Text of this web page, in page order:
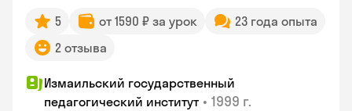
5 от 1590 ₽ за урок
23 года опыта
2 отзыва
Измаильский государственный
педагогический институт • 1999 г.